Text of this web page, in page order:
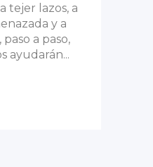
tejer lazos, a
y a
a paso,
ayudarán...